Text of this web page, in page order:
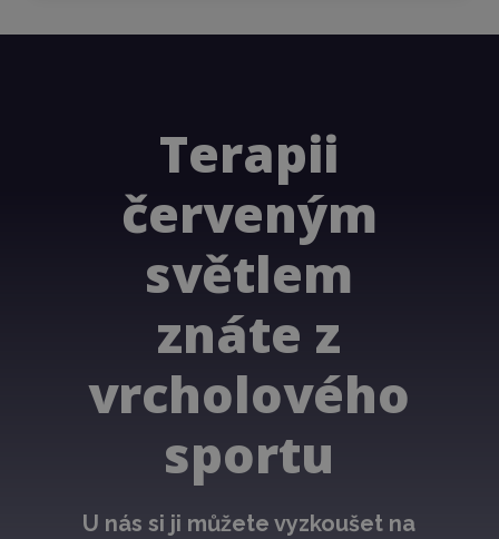
*
Terapii
červeným
světlem
znáte z
vrcholového
sportu
U nás si ji můžete vyzkoušet na